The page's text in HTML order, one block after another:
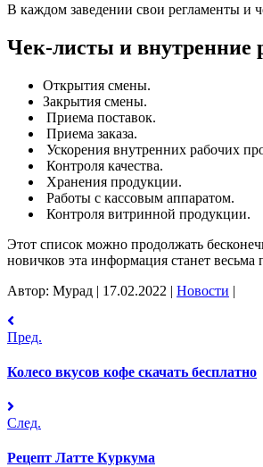
В каждом заведении свои регламенты и
Чек-листы и внутренние
Открытия смены.
Закрытия смены.
Приема поставок.
Приема заказа.
Ускорения внутренних рабочих
Контроля качества.
Хранения продукции.
Работы с кассовым аппаратом.
Контроля витринной продукции.
Этот список можно продолжать
новичков эта информация станет весьма
Автор: Мурад | 17.02.2022 | Новости |
Пред.
Колесо вкусов кофе скачать бесплатно
След.
Рецепт Латте Куркума